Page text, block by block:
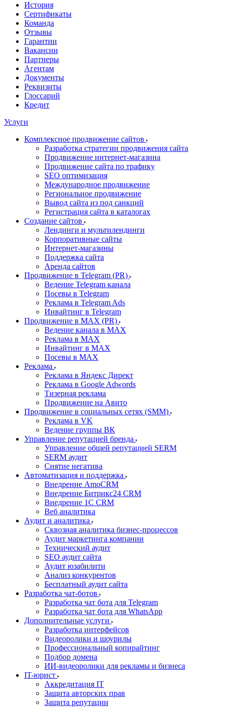
История
Сертификаты
Команда
Отзывы
Гарантии
Вакансии
Партнеры
Агентам
Документы
Реквизиты
Глоссарий
Кредит
Услуги
Комплексное продвижение сайтов
Разработка стратегии продвижения сайта
Продвижение интернет-магазина
Продвижение сайта по трафику
SEO оптимизация
Международное продвижение
Региональное продвижение
Вывод сайта из под санкций
Регистрация сайта в каталогах
Создание сайтов
Лендинги и мультилендинги
Корпоративные сайты
Интернет-магазины
Поддержка сайта
Аренда сайтов
Продвижение в Telegram (PR)
Ведение Telegram канала
Посевы в Telegram
Реклама в Telegram Ads
Инвайтинг в Telegram
Продвижение в MAX (PR)
Ведение канала в MAX
Реклама в MAX
Инвайтинг в MAX
Посевы в MAX
Реклама
Реклама в Яндекс Директ
Реклама в Google Adwords
Тизерная реклама
Продвижение на Авито
Продвижение в социальных сетях (SMM)
Реклама в VK
Ведение группы ВК
Управление репутацией бренда
Управление общей репутацией SERM
SERM аудит
Снятие негатива
Автоматизация и поддержка
Внедрение AmoCRM
Внедрение Битрикс24 CRM
Внедрение 1C CRM
Веб аналитика
Аудит и аналитика
Сквозная аналитика бизнес-процессов
Аудит маркетинга компании
Технический аудит
SEO аудит сайта
Аудит юзабилити
Анализ конкурентов
Бесплатный аудит сайта
Разработка чат-ботов
Разработка чат бота для Telegram
Разработка чат бота для WhatsApp
Дополнительные услуги
Разработка интерфейсов
Видеоролики и шоурилы
Профессиональный копирайтинг
Подбор домена
ИИ-видеоролики для рекламы и бизнеса
IT-юрист
Аккредитация IT
Защита авторских прав
Защита репутации